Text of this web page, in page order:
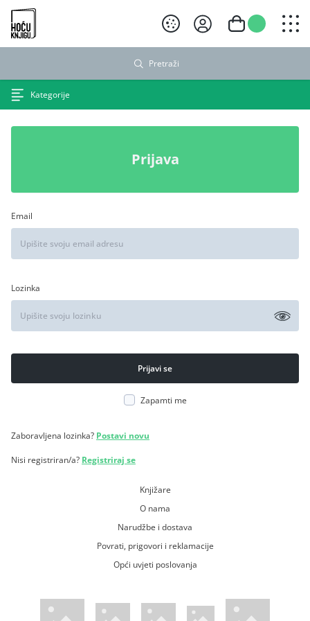
Hoću knjigu crni logo
Pretraži
Kategorije
Prijava
Email
Lozinka
Zapamti me
Zaboravljena lozinka? Postavi novu
Nisi registriran/a? Registriraj se
Knjižare
O nama
Narudžbe i dostava
Povrati, prigovori i reklamacije
Opći uvjeti poslovanja
WsPay web stranicaMaestro web stranicaMastercard web stranicaAmerican Express web stranica
Visa web stranica